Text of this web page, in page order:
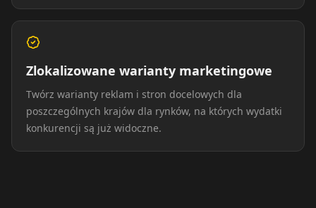
Zlokalizowane warianty marketingowe
Twórz warianty reklam i stron docelowych dla
poszczególnych krajów dla rynków, na których wydatki
konkurencji są już widoczne.